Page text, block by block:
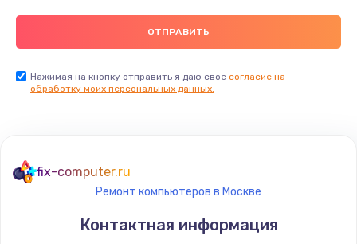
Нажимая на кнопку отправить я даю свое согласие на
обработку моих персональных данных.
fix-computer.ru
Ремонт компьютеров в Москве
Контактная информация